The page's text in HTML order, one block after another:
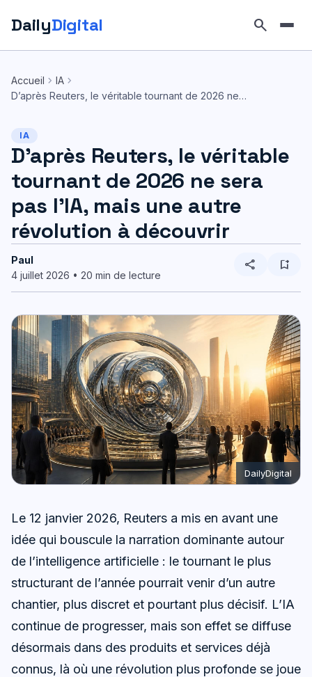
DailyDigital search
contenu
Accueil chevron_right IA chevron_right
D’après Reuters, le véritable tournant de 2026 ne…
IA
D’après Reuters, le véritable
tournant de 2026 ne sera
pas l’IA, mais une autre
révolution à découvrir
Paul
4 juillet 2026 • 20 min de lecture
share bookmark_add
DailyDigital
Le 12 janvier 2026, Reuters a mis en avant une
idée qui bouscule la narration dominante autour
de l’intelligence artificielle : le tournant le plus
structurant de l’année pourrait venir d’un autre
chantier, plus discret et pourtant plus décisif. L’IA
continue de progresser, mais son effet se diffuse
désormais dans des produits et services déjà
connus, là où une révolution plus profonde se joue